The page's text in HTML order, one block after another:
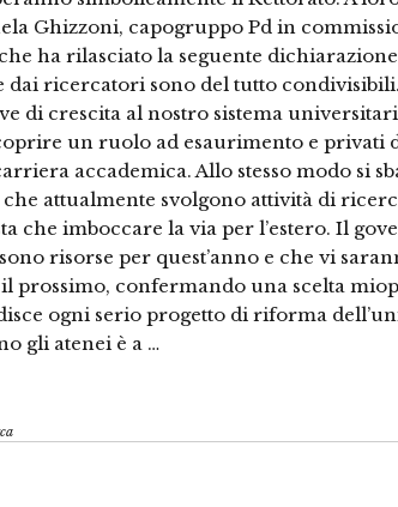
Ghizzoni, capogruppo Pd in
ha rilasciato la seguente
ricercatori sono del tutto
di crescita al nostro sistema
un ruolo ad esaurimento e privati
accademica. Allo stesso modo si
attualmente svolgono attività di
che imboccare la via per l’estero. Il
risorse per quest’anno e che vi
prossimo, confermando una scelta
ogni serio progetto di riforma
gli atenei è a …